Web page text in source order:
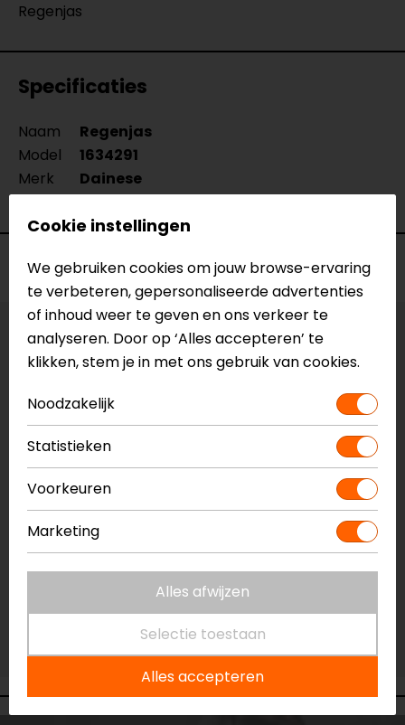
Regenjas
Specificaties
Naam
Regenjas
Model
1634291
Merk
Dainese
Voorraad
Maat:XXL
Vestiging Apeldoorn
Ruime voorraad
Vestiging Breda
Beperkte voorraad
Vestiging Capelle a/d IJssel
Ruime voorraad
Vestiging Eindhoven
Gemiddelde voorraad
Beperkte voorraad
Cookie instellingen
We gebruiken cookies om jouw browse-ervaring
te verbeteren, gepersonaliseerde advertenties
of inhoud weer te geven en ons verkeer te
analyseren. Door op ‘Alles accepteren’ te
klikken, stem je in met ons gebruik van cookies.
Noodzakelijk
Statistieken
Voorkeuren
Marketing
Alles afwijzen
Selectie toestaan
Alles accepteren